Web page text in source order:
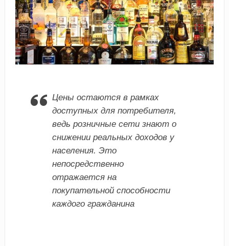
Цены остаются в рамках
доступных для потребителя,
ведь розничные сети знают о
снижении реальных доходов у
населения. Это
непосредственно
отражается на
покупательной способности
каждого гражданина